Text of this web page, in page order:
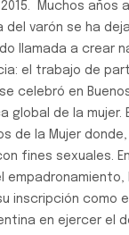
Muchos años
del varón se ha
llamada a crear
el trabajo de
celebró en
de la mujer.
de la Mujer
fines sexuales. En
como
en ejercer el